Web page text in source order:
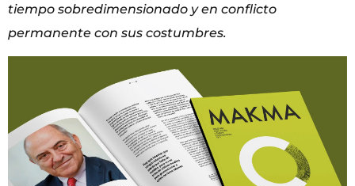
tiempo sobredimensionado y en conflicto
permanente con sus costumbres.